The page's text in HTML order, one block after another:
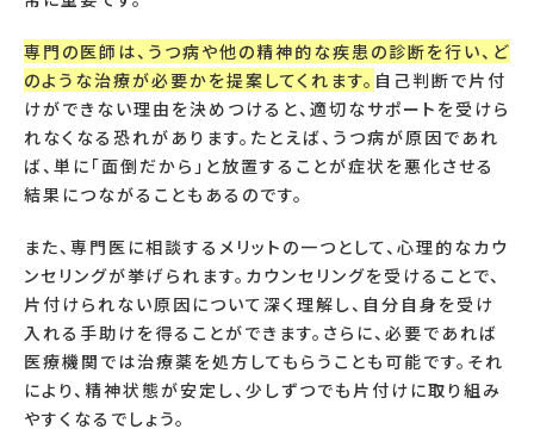
専門の医師は、うつ病や他の精神的な疾患の診断を行い、ど
のような治療が必要かを提案してくれます。 自己判断で片付
けができない理由を決めつけると、適切なサポートを受けら
れなくなる恐れがあります。たとえば、うつ病が原因であれ
ば、単に「面倒だから」と放置することが症状を悪化させる
結果につながることもあるのです。
また、専門医に相談するメリットの一つとして、心理的なカウ
ンセリングが挙げられます。カウンセリングを受けることで、
片付けられない原因について深く理解し、自分自身を受け
入れる手助けを得ることができます。さらに、必要であれば
医療機関では治療薬を処方してもらうことも可能です。それ
により、精神状態が安定し、少しずつでも片付けに取り組み
やすくなるでしょう。